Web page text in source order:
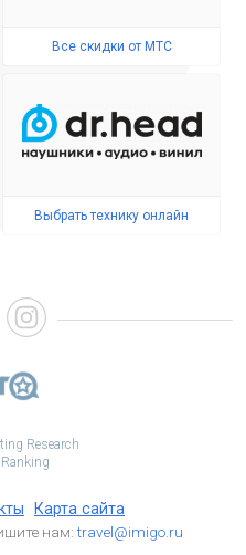
Все скидки от МТС
Выбрать технику онлайн
Research
Карта сайта
нам:travel@imigo.ru